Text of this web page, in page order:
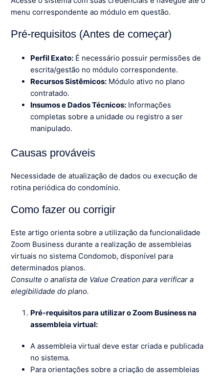
menu correspondente ao módulo em questão.
Pré-requisitos (Antes de começar)
Perfil Exato: É necessário possuir permissões de
escrita/gestão no módulo correspondente.
Recursos Sistêmicos: Módulo ativo no plano
contratado.
Insumos e Dados Técnicos: Informações
completas sobre a unidade ou registro a ser
manipulado.
Causas prováveis
Necessidade de atualização de dados ou execução de
rotina periódica do condomínio.
Como fazer ou corrigir
Este artigo orienta sobre a utilização da funcionalidade
Zoom Business durante a realização de assembleias
virtuais no sistema Condomob, disponível para
determinados planos.
Consulte o analista de Value Creation para verificar a
elegibilidade do plano.
Pré-requisitos para utilizar o Zoom Business na
assembleia virtual:
A assembleia virtual deve estar criada e publicada
no sistema.
Para orientações sobre a criação de assembleias